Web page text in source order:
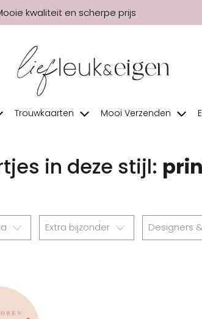
kwaliteit en scherpe prijs
Trouwkaarten Mooi Verzenden
in deze stijl:
Extra bijzonder Designers